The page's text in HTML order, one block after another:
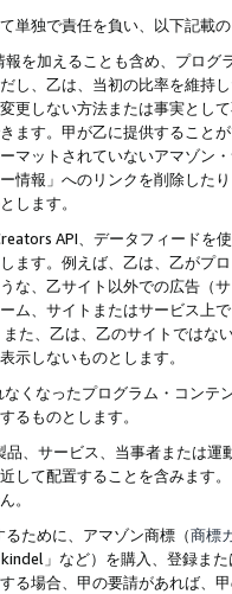
単独で責任を負い、以下記載
を加えることも含め、プロ
し、乙は、当初の比率を維持
更しない方法または事実とし
ます。甲が乙に提供すること
マットされていないアマゾン
情報」へのリンクを削除した
します。
API、データフィード
ます。例えば、乙は、乙がプ
な、乙サイト以外での広告（
ム、サイトまたはサービス上
た、乙は、乙のサイトでは
示しないものとします。
くなったプログラム・コン
るものとします。
、サービス、当事者または
して配置することを含みます
ん。
ために、アマゾン商標（商標
」など）を購入、登録ま
る場合、甲の要請があれば、